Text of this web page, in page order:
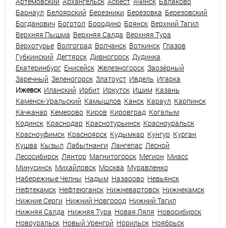
Барнаул Белоярский Березники Березовка Березовский
Богданович Боготол Бородино Брянск Верхний Тагил
Верхняя Пышма Верхняя Салда Верхняя Тура
Верхотурье Волгоград Волчанск Воткинск Глазов
Губкинский Дегтярск Дивногорск Дудинка
Екатеринбург Енисейск Железногорск Заозёрный
Заречный Зеленогорск Златоуст Ивдель Игарка
Ижевск Иланский Ирбит Иркутск Ишим Казань
Каменск-Уральский Камышлов Канск Караул Карпинск
Качканар Кемерово Киров Кировград Когалым
Кодинск Краснодар Краснотурьинск Красноуральск
Красноуфимск Красноярск Кудымкар Кунгур Курган
Кушва Кызыл Лабытнанги Лангепас Лесной
Лесосибирск Лянтор Магнитогорск Мегион Миасс
Минусинск Михайловск Москва Муравленко
Набережные Челны Надым Назарово Невьянск
Нефтекамск Нефтеюганск Нижневартовск Нижнекамск
Нижние Серги Нижний Новгород Нижний Тагил
Нижняя Салда Нижняя Тура Новая Ляля Новосибирск
Новоуральск Новый Уренгой Норильск Ноябрьск